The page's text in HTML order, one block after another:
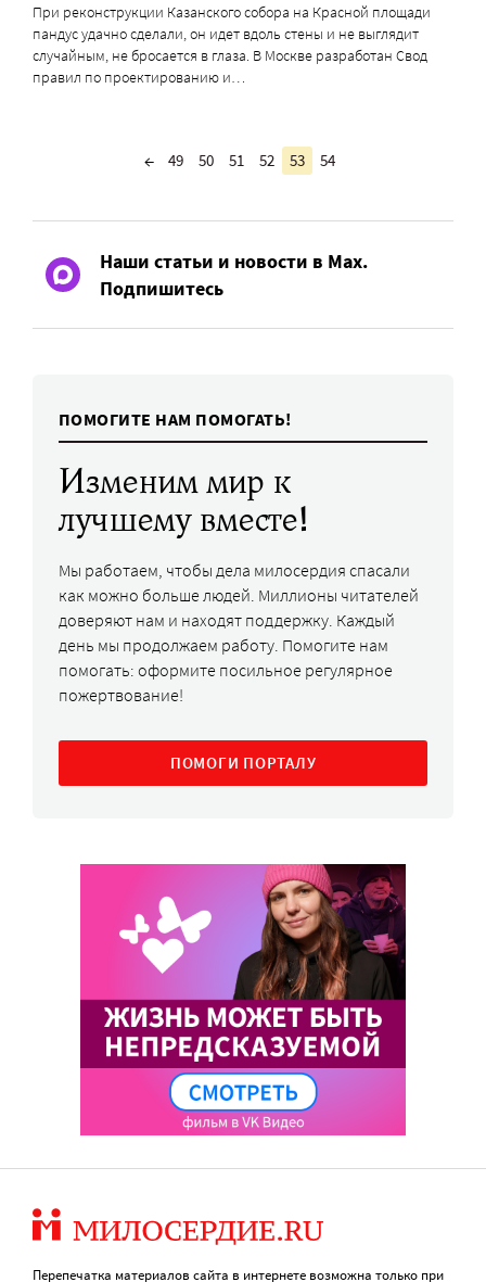
При реконструкции Казанского собора на Красной площади
пандус удачно сделали, он идет вдоль стены и не выглядит
случайным, не бросается в глаза. В Москве разработан Свод
правил по проектированию и…
← 49 50 51 52 53 54
Наши статьи и новости в Max.
Подпишитесь
ПОМОГИТЕ НАМ ПОМОГАТЬ!
Изменим мир к
лучшему вместе!
Мы работаем, чтобы дела милосердия спасали
как можно больше людей. Миллионы читателей
доверяют нам и находят поддержку. Каждый
день мы продолжаем работу. Помогите нам
помогать: оформите посильное регулярное
пожертвование!
ПОМОГИ ПОРТАЛУ
Перепечатка материалов сайта в интернете возможна только при